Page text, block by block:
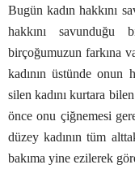
Bugün kadın hakkını
hakkını savunduğu
birçoğumuzun farkına
kadının üstünde onun
silen kadını kurtara
önce onu çiğnemesi
düzey kadının tüm
bakıma yine ezilerek